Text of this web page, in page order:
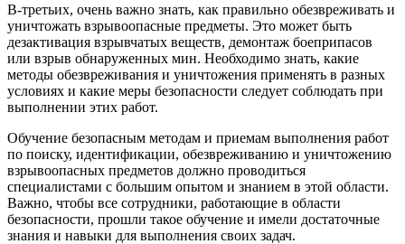
В-третьих, очень важно знать, как правильно обезвреживать и
уничтожать взрывоопасные предметы. Это может быть
дезактивация взрывчатых веществ, демонтаж боеприпасов
или взрыв обнаруженных мин. Необходимо знать, какие
методы обезвреживания и уничтожения применять в разных
условиях и какие меры безопасности следует соблюдать при
выполнении этих работ.
Обучение безопасным методам и приемам выполнения работ
по поиску, идентификации, обезвреживанию и уничтожению
взрывоопасных предметов должно проводиться
специалистами с большим опытом и знанием в этой области.
Важно, чтобы все сотрудники, работающие в области
безопасности, прошли такое обучение и имели достаточные
знания и навыки для выполнения своих задач.